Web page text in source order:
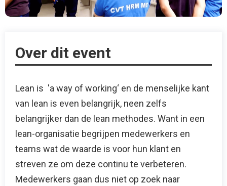
Over dit event
Lean is 'a way of working‘ en de menselijke kant
van lean is even belangrijk, neen zelfs
belangrijker dan de lean methodes. Want in een
lean-organisatie begrijpen medewerkers en
teams wat de waarde is voor hun klant en
streven ze om deze continu te verbeteren.
Medewerkers gaan dus niet op zoek naar